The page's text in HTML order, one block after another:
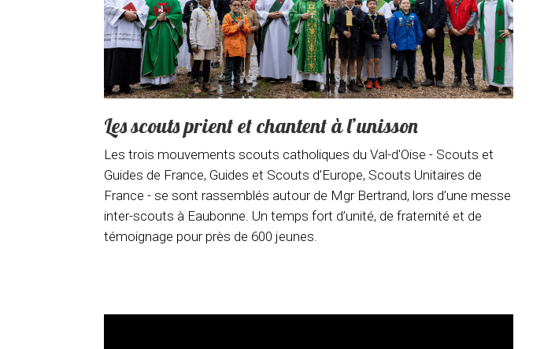
Les scouts prient et chantent à l’unisson
Les trois mouvements scouts catholiques du Val-d'Oise - Scouts et
Guides de France, Guides et Scouts d’Europe, Scouts Unitaires de
France - se sont rassemblés autour de Mgr Bertrand, lors d’une messe
inter-scouts à Eaubonne. Un temps fort d’unité, de fraternité et de
témoignage pour près de 600 jeunes.